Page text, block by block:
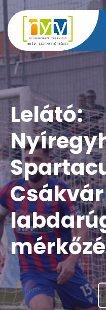
Lelátó:
Csákvár